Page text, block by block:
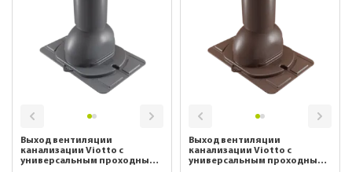
Выход вентиляции
канализации Viotto с
универсальным проходным
Выход вентиляции
канализации Viotto с
универсальным проходным